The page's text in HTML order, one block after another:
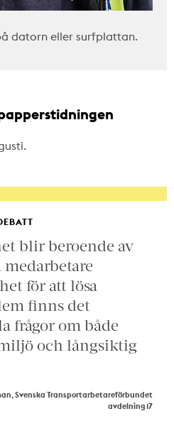
datorn eller surfplattan.
blir beroende av
medarbetare
för att lösa
finns det
frågor om både
och långsiktig
Svenska Transportarbetareförbundet
avdelning 17